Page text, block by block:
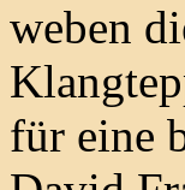
weben
für eine